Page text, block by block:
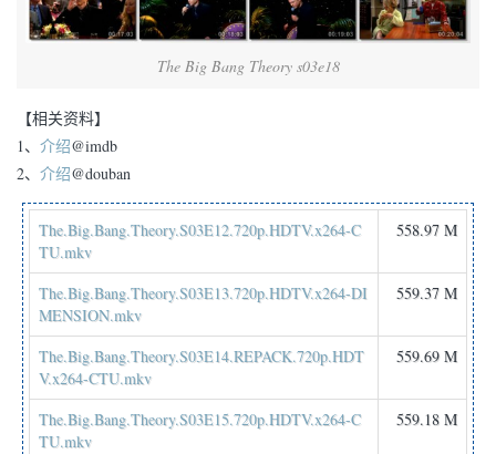
The Big Bang Theory s03e18
【相关资料】
1、 介绍@imdb
2、 介绍@douban
The.Big.Bang.Theory.S03E12.720p.HDTV.x264-C
TU.mkv
558.97 M
The.Big.Bang.Theory.S03E13.720p.HDTV.x264-DI
MENSION.mkv
559.37 M
The.Big.Bang.Theory.S03E14.REPACK.720p.HDT
V.x264-CTU.mkv
559.69 M
The.Big.Bang.Theory.S03E15.720p.HDTV.x264-C
TU.mkv
559.18 M